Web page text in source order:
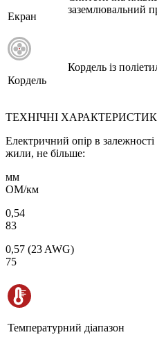
Екран
заземлювальний
Кордель
Кордель із
ТЕХНІЧНІ
Електричний опір в залежності
жили, не більше:
мм
ОМ/км
0,54
83
0,57 (23 AWG)
75
Температурний діапазон